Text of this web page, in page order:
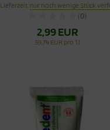
Lieferzeit: nur noch wenige Stück
(0)
2,99 EUR
59,74 EUR pro 1 l